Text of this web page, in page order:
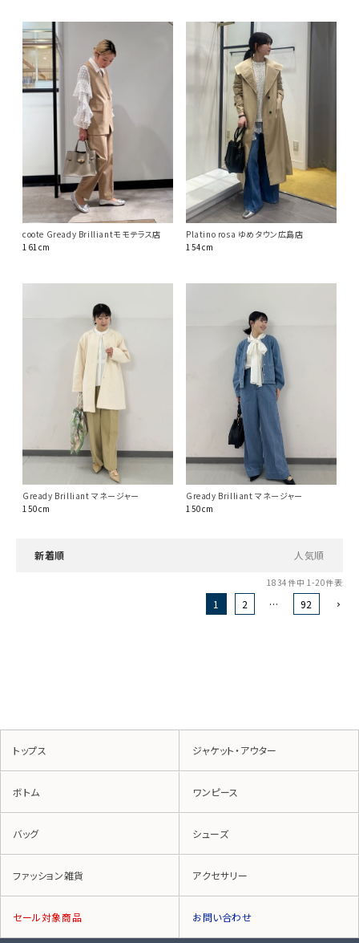
coote Gready Brilliantモモテラス店
161cm
Platino rosa ゆめタウン広島店
154cm
Gready Brilliant マネージャー
150cm
Gready Brilliant マネージャー
150cm
新着順 人気順
1834 件中 1-20件表示
1 2 … 92
トップス ジャケット・アウター
ボトム ワンピース
バッグ シューズ
ファッション雑貨 アクセサリー
セール対象商品 お問い合わせ